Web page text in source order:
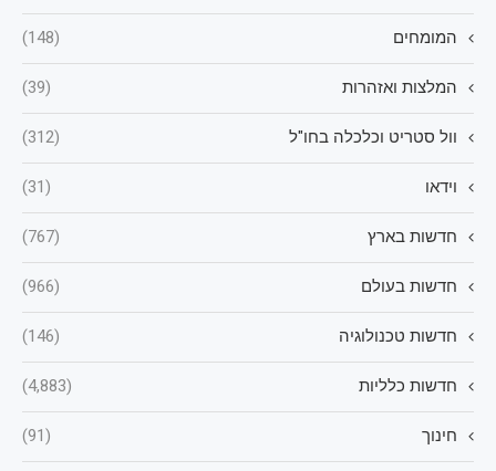
המומחים (148)
המלצות ואזהרות (39)
וול סטריט וכלכלה בחו"ל (312)
וידאו (31)
חדשות בארץ (767)
חדשות בעולם (966)
חדשות טכנולוגיה (146)
חדשות כלליות (4,883)
חינוך (91)